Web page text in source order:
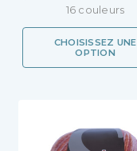
16 couleurs
CHOISISSEZ UNE
OPTION